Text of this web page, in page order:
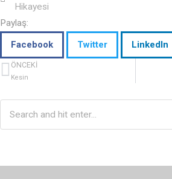
Hikayesi
Paylaş:
Facebook
Twitter LinkedIn
ÖNCEKI
Kesin